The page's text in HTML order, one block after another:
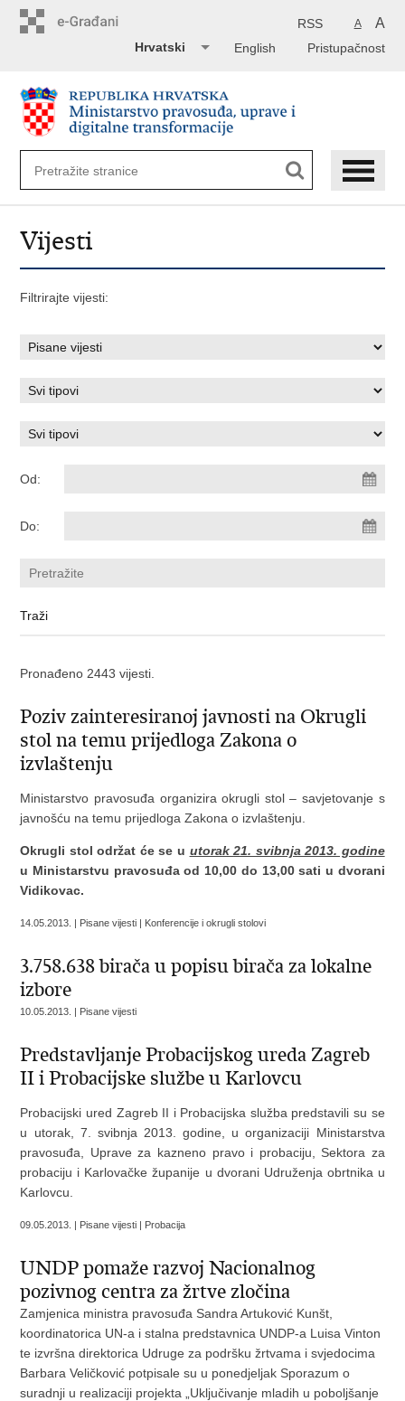
A A
RSS
Pristupačnost
English
Hrvatski
Vijesti
Filtrirajte vijesti:
Od:
Do:
Pronađeno 2443 vijesti.
Poziv zainteresiranoj javnosti na Okrugli
stol na temu prijedloga Zakona o
izvlaštenju
Ministarstvo pravosuđa organizira okrugli stol – savjetovanje s
javnošću na temu prijedloga Zakona o izvlaštenju.
Okrugli stol održat će se u utorak21. svibnja 2013. godine
u Ministarstvu pravosuđa od 10,00 do 13,00 sati u dvorani
Vidikovac.
14.05.2013. | Pisane vijesti | Konferencije i okrugli stolovi
3.758.638 birača u popisu birača za lokalne
izbore
10.05.2013. | Pisane vijesti
Predstavljanje Probacijskog ureda Zagreb
II i Probacijske službe u Karlovcu
Probacijski ured Zagreb II i Probacijska služba predstavili su se
u utorak, 7. svibnja 2013. godine, u organizaciji Ministarstva
pravosuđa, Uprave za kazneno pravo i probaciju, Sektora za
probaciju i Karlovačke županije u dvorani Udruženja obrtnika u
Karlovcu.
09.05.2013. | Pisane vijesti | Probacija
UNDP pomaže razvoj Nacionalnog
pozivnog centra za žrtve zločina
Zamjenica ministra pravosuđa Sandra Artuković Kunšt,
koordinatorica UN-a i stalna predstavnica UNDP-a Luisa Vinton
te izvršna direktorica Udruge za podršku žrtvama i svjedocima
Barbara Veličković potpisale su u ponedjeljak Sporazum o
suradnji u realizaciji projekta „Uključivanje mladih u poboljšanje